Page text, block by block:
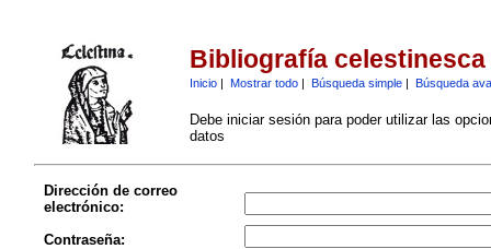
Bibliografía celestinesca
Inicio| Mostrar todo| Búsqueda simple| Búsqueda
Debe iniciar sesión para poder utilizar las
datos
Dirección de correo
electrónico:
Contraseña: